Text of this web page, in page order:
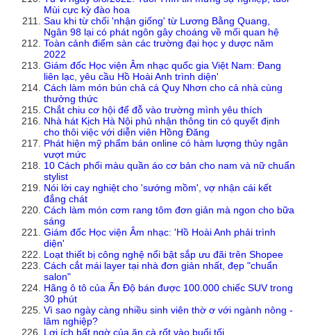
Mùi cực kỳ đào hoa
Sau khi từ chối 'nhận giống' từ Lương Bằng Quang,
Ngân 98 lại có phát ngôn gây choáng về mối quan hệ
Toàn cảnh điểm sàn các trường đại học y dược năm
2022
Giám đốc Học viện Âm nhạc quốc gia Việt Nam: Đang
liên lạc, yêu cầu Hồ Hoài Anh trình diện'
Cách làm món bún chả cá Quy Nhơn cho cả nhà cùng
thưởng thức
Chắt chiu cơ hội để đỗ vào trường mình yêu thích
Nhà hát Kịch Hà Nội phủ nhận thông tin có quyết định
cho thôi việc với diễn viên Hồng Đăng
Phát hiện mỹ phẩm bán online có hàm lượng thủy ngân
vượt mức
10 Cách phối màu quần áo cơ bản cho nam và nữ chuẩn
stylist
Nói lời cay nghiệt cho 'sướng mồm', vợ nhận cái kết
đắng chát
Cách làm món cơm rang tôm đơn giản mà ngon cho bữa
sáng
Giám đốc Học viện Âm nhạc: 'Hồ Hoài Anh phải trình
diện'
Loạt thiết bị công nghệ nổi bật sắp ưu đãi trên Shopee
Cách cắt mái layer tại nhà đơn giản nhất, đẹp "chuẩn
salon"
Hãng ô tô của Ấn Độ bán được 100.000 chiếc SUV trong
30 phút
Vì sao ngày càng nhiều sinh viên thờ ơ với ngành nông -
lâm nghiệp?
Lợi ích bất ngờ của ăn cà rốt vào buổi tối